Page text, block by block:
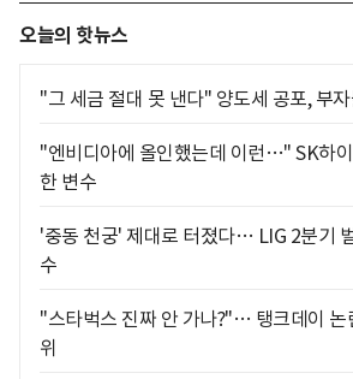
오늘의 핫뉴스
"그 세금 절대 못 낸다" 양도세 공포, 부
"엔비디아에 올인했는데 이런…" SK하
한 변수
'중동 천궁' 제대로 터졌다… LIG 2분기
수
"스타벅스 진짜 안 가나?"… 탱크데이 논
위